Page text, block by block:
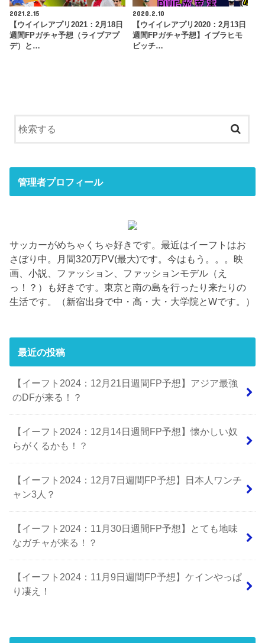
2021.2.15
【ウイイレアプリ2021：2月18日
週間FPガチャ予想（ライブアプ
デ）と…
2020.2.10
【ウイイレアプリ2020：2月13日
週間FPガチャ予想】イブラヒモ
ビッチ…
管理者プロフィール
サッカーがめちゃくちゃ好きです。最近はイーフトはお
さぼり中。月間320万PV(最大)です。今はもう。。。映
画、小説、ファッション、ファッションモデル（え
っ！？）も好きです。東京と南の島を行ったり来たりの
生活です。（新宿出身で中・高・大・大学院とWです。）
最近の投稿
【イーフト2024：12月21日週間FP予想】アジア最強
のDFが来る！？
【イーフト2024：12月14日週間FP予想】懐かしい奴
らがくるかも！？
【イーフト2024：12月7日週間FP予想】日本人ワンチ
ャン3人？
【イーフト2024：11月30日週間FP予想】とても地味
なガチャが来る！？
【イーフト2024：11月9日週間FP予想】ケインやっぱ
り凄え！